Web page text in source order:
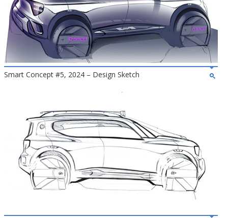
Smart Concept #5, 2024 – Design Sketch